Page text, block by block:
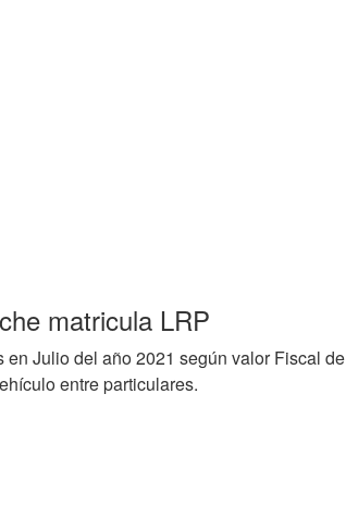
matricula LRP
Julio del año 2021 según valor Fiscal de
entre particulares.